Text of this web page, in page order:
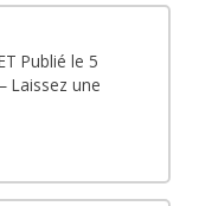
Publié le 5
Laissez une